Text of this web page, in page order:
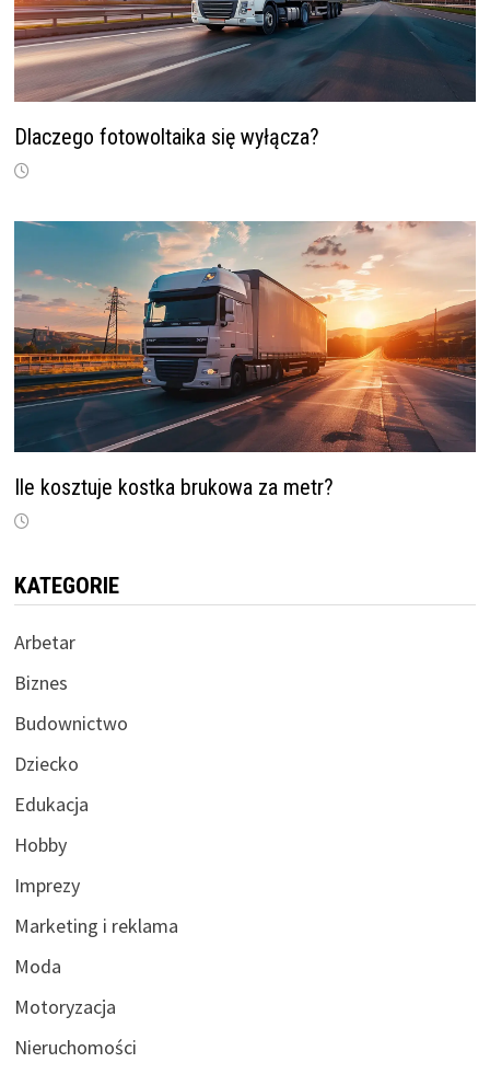
Dlaczego fotowoltaika się wyłącza?
Ile kosztuje kostka brukowa za metr?
KATEGORIE
Arbetar
Biznes
Budownictwo
Dziecko
Edukacja
Hobby
Imprezy
Marketing i reklama
Moda
Motoryzacja
Nieruchomości